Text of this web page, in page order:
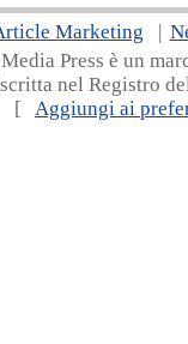
Marketing |
Press è un
nel Registro
[ Aggiungi ai